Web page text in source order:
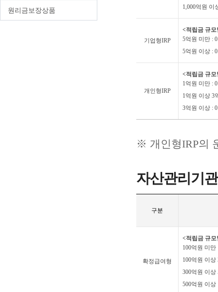
원리금보장상품
1,000억원 이
기업형IRP
<적립금 규
5억원 미만 :
5억원 이상 :
개인형IRP
<적립금 규
1억원 미만 :
1억원 이상 3
3억원 이상 :
※ 개인형IRP의
자산관리기
구분
확정급여형
<적립금 규
100억원 미만
100억원 이상
300억원 이상
500억원 이상